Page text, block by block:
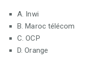
A. Inwi
B. Maroc télécom
C. OCP
D. Orange